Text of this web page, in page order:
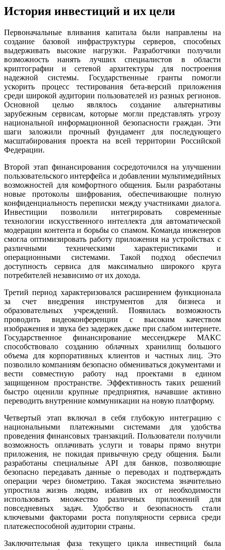
История инвестиций и их цели
Первоначальные вливания капитала были направлены на
создание базовой инфраструктуры серверов, способных
выдерживать высокие нагрузки. Разработчики получили
возможность нанять лучших специалистов в области
криптографии и сетевой архитектуры для построения
надежной системы. Государственные гранты помогли
ускорить процесс тестирования бета-версий приложения
среди широкой аудитории пользователей из разных регионов.
Основной целью являлось создание альтернативы
зарубежным сервисам, которые могли представлять угрозу
национальной информационной безопасности граждан. Эти
шаги заложили прочный фундамент для последующего
масштабирования проекта на всей территории Российской
Федерации.
Второй этап финансирования сосредоточился на улучшении
пользовательского интерфейса и добавлении мультимедийных
возможностей для комфортного общения. Были разработаны
новые протоколы шифрования, обеспечивающие полную
конфиденциальность переписки между участниками диалога.
Инвестиции позволили интегрировать современные
технологии искусственного интеллекта для автоматической
модерации контента и борьбы со спамом. Команда инженеров
смогла оптимизировать работу приложения на устройствах с
различными техническими характеристиками и
операционными системами. Такой подход обеспечил
доступность сервиса для максимально широкого круга
потребителей независимо от их дохода.
Третий период характеризовался расширением функционала
за счет внедрения инструментов для бизнеса и
образовательных учреждений. Появилась возможность
проводить видеоконференции с высоким качеством
изображения и звука без задержек даже при слабом интернете.
Государственное финансирование мессенджере МАКС
способствовало созданию облачных хранилищ большого
объема для корпоративных клиентов и частных лиц. Это
позволило компаниям безопасно обмениваться документами и
вести совместную работу над проектами в едином
защищенном пространстве. Эффективность таких решений
быстро оценили крупные предприятия, начавшие активно
переводить внутренние коммуникации на новую платформу.
Четвертый этап включал в себя глубокую интеграцию с
национальными платежными системами для удобства
проведения финансовых транзакций. Пользователи получили
возможность оплачивать услуги и товары прямо внутри
приложения, не покидая привычную среду общения. Были
разработаны специальные API для банков, позволяющие
безопасно передавать данные о переводах и подтверждать
операции через биометрию. Такая экосистема значительно
упростила жизнь людям, избавив их от необходимости
использовать множество различных приложений для
повседневных задач. Удобство и безопасность стали
ключевыми факторами роста популярности сервиса среди
платежеспособной аудитории страны.
Заключительная фаза текущего цикла инвестиций была